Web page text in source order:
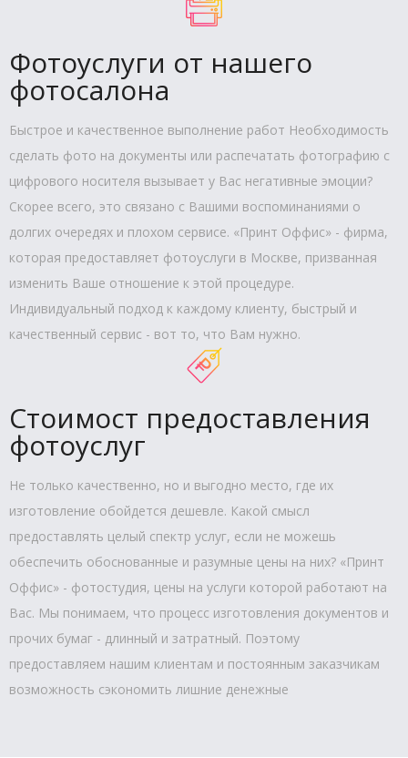
Фотоуслуги от нашего
фотосалона
Быстрое и качественное выполнение работ Необходимость
сделать фото на документы или распечатать фотографию с
цифрового носителя вызывает у Вас негативные эмоции?
Скорее всего, это связано с Вашими воспоминаниями о
долгих очередях и плохом сервисе. «Принт Оффис» - фирма,
которая предоставляет фотоуслуги в Москве, призванная
изменить Ваше отношение к этой процедуре.
Индивидуальный подход к каждому клиенту, быстрый и
качественный сервис - вот то, что Вам нужно.
Стоимост предоставления
фотоуслуг
Не только качественно, но и выгодно место, где их
изготовление обойдется дешевле. Какой смысл
предоставлять целый спектр услуг, если не можешь
обеспечить обоснованные и разумные цены на них? «Принт
Оффис» - фотостудия, цены на услуги которой работают на
Вас. Мы понимаем, что процесс изготовления документов и
прочих бумаг - длинный и затратный. Поэтому
предоставляем нашим клиентам и постоянным заказчикам
возможность сэкономить лишние денежные